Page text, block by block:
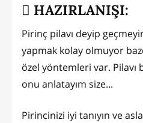
HAZIRLANIŞI:
Pirinç pilavı deyip
yapmak kolay olmuyor
özel yöntemleri var. Pilavı
onu anlatayım size...
Pirincinizi iyi tanıyın ve